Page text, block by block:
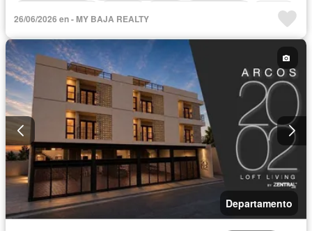
Azotea
Terraza
Vista panorámica
Sin amueblar
26/06/2026 en - MY BAJA REALTY
Departamento